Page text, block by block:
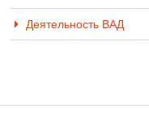
Деятельность ВАД